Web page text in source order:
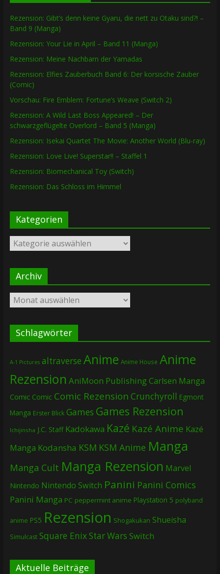
Rezension: Gibt’s denn keine Gyaru, die nett zu Otaku sind?! –
Band 9 (Manga)
Rezension: Your Lie in April – Band 11 (Manga)
Rezension: Meine Nachbarn der Yamadas
Rezension: Elfies Zauberbuch Band 6: Der korsische Zauber
(Comic)
Vorschau: Fire Emblem: Fortune’s Weave (Switch 2)
Rezension: A Wild Last Boss Appeared! – Der
schwarzgeflügelte Overlord – Band 5 (Manga)
Rezension: Isekai Quartet The Movie: Another World (Blu-ray)
Rezension: Love Live! Superstar!! – Staffel 1
Rezension: Biomechanical Toy (Switch)
Rezension: Das Schloss im Himmel
Kategorien
Kategorien
Archiv
Archiv
Schlagwörter
A-1 Pictures altraverse Anime Anime House Anime
Rezension AniMoon PublishingCarlsen Manga
Comic Comic Comic Rezension Crunchyroll Egmont
Manga Erster Blick Games Games Rezension
Ichijinsha J.C. Staff Kadokawa Kazé Kazé Anime Kazé
Manga Kodansha KSM KSM Anime Manga
Manga Cult Manga Rezension Marvel
Nintendo Nintendo Switch Panini Panini Comics
Panini Manga PC peppermint anime Playstation 5 polyband
anime PS5 Rezension Shogakukan Shueisha
Simulcast Square EnixStar Wars Switch
Aktuelle Beiträge